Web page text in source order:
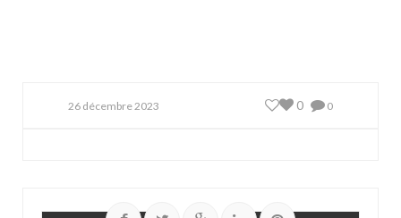
26 décembre 2023 0
0